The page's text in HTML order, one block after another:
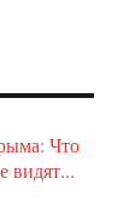
Что
видят...